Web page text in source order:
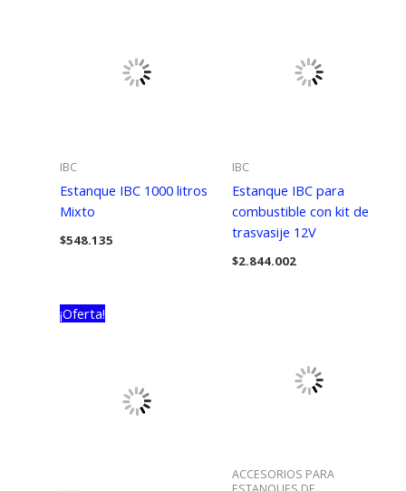
IBC
Estanque IBC 1000 litros
Mixto
$548.135
IBC
Estanque IBC para
combustible con kit de
trasvasije 12V
$2.844.002
¡Oferta!
ACCESORIOS PARA